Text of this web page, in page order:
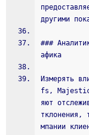
другими
###
афика
Измерять
fs, Majestic
яют
тклонения,
мпании